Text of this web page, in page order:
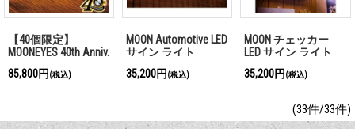
【40個限定】
MOONEYES 40th Anniv.
ール レジン モデル
85,800円 (税込)
MOON Automotive LED
サイン ライト
35,200円 (税込)
MOON チェッカー
LED サイン ライト
35,200円 (税込)
(33件/33件)